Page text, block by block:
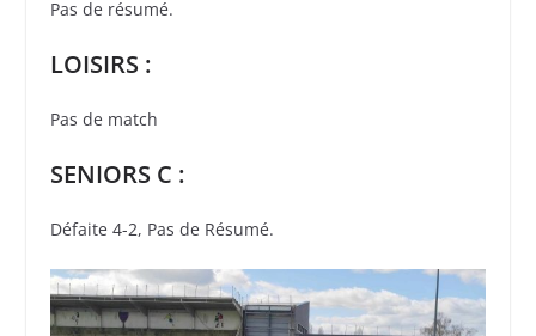
Pas de résumé.
LOISIRS :
Pas de match
SENIORS C :
Défaite 4-2, Pas de Résumé.